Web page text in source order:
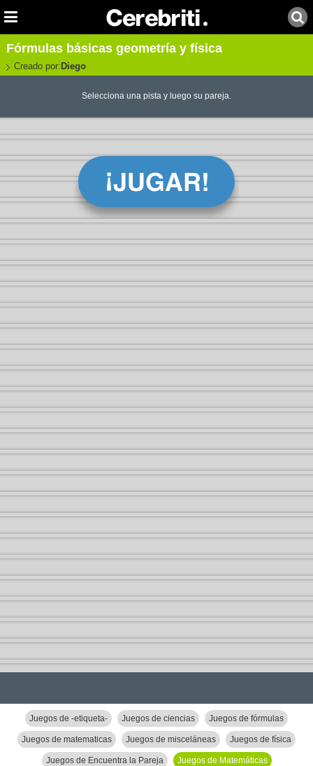
Fórmulas básicas geometría y física
Creado por: Diego
Selecciona una pista y luego su pareja.
Juegos de -etiqueta- Juegos de ciencias Juegos de fórmulas
Juegos de matematicas Juegos de misceláneas Juegos de física
Juegos de Encuentra la Pareja Juegos de Matemáticas